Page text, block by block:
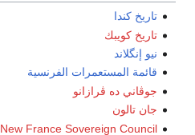
تاريخ كندا
تاريخ كويبك
نيو إنگلاند
قائمة المستعمرات الفرنسية
جوڤاني ده ڤرازانو
جان تالون
New France Sovereign Council